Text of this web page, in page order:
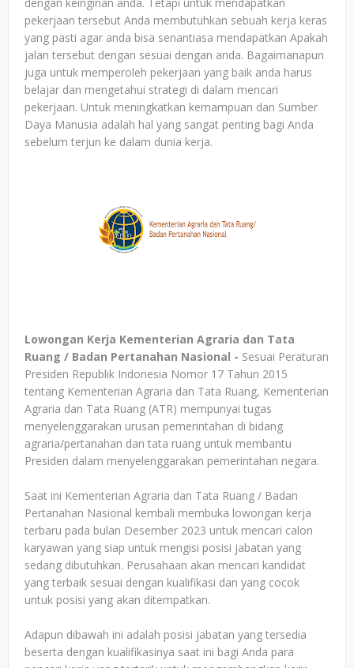
pekerjaan tersebut Anda membutuhkan sebuah kerja keras
yang pasti agar anda bisa senantiasa mendapatkan Apakah
jalan tersebut dengan sesuai dengan anda. Bagaimanapun
juga untuk memperoleh pekerjaan yang baik anda harus
belajar dan mengetahui strategi di dalam mencari
pekerjaan. Untuk meningkatkan kemampuan dan Sumber
Daya Manusia adalah hal yang sangat penting bagi Anda
sebelum terjun ke dalam dunia kerja.
Lowongan Kerja Kementerian Agraria dan Tata
Ruang / Badan Pertanahan Nasional - Sesuai Peraturan
Presiden Republik Indonesia Nomor 17 Tahun 2015
tentang Kementerian Agraria dan Tata Ruang, Kementerian
Agraria dan Tata Ruang (ATR) mempunyai tugas
menyelenggarakan urusan pemerintahan di bidang
agraria/pertanahan dan tata ruang untuk membantu
Presiden dalam menyelenggarakan pemerintahan negara.
Saat ini Kementerian Agraria dan Tata Ruang / Badan
Pertanahan Nasional kembali membuka lowongan kerja
terbaru pada bulan Desember 2023 untuk mencari calon
karyawan yang siap untuk mengisi posisi jabatan yang
sedang dibutuhkan. Perusahaan akan mencari kandidat
yang terbaik sesuai dengan kualifikasi dan yang cocok
untuk posisi yang akan ditempatkan.
Adapun dibawah ini adalah posisi jabatan yang tersedia
beserta dengan kualifikasinya saat ini bagi Anda para